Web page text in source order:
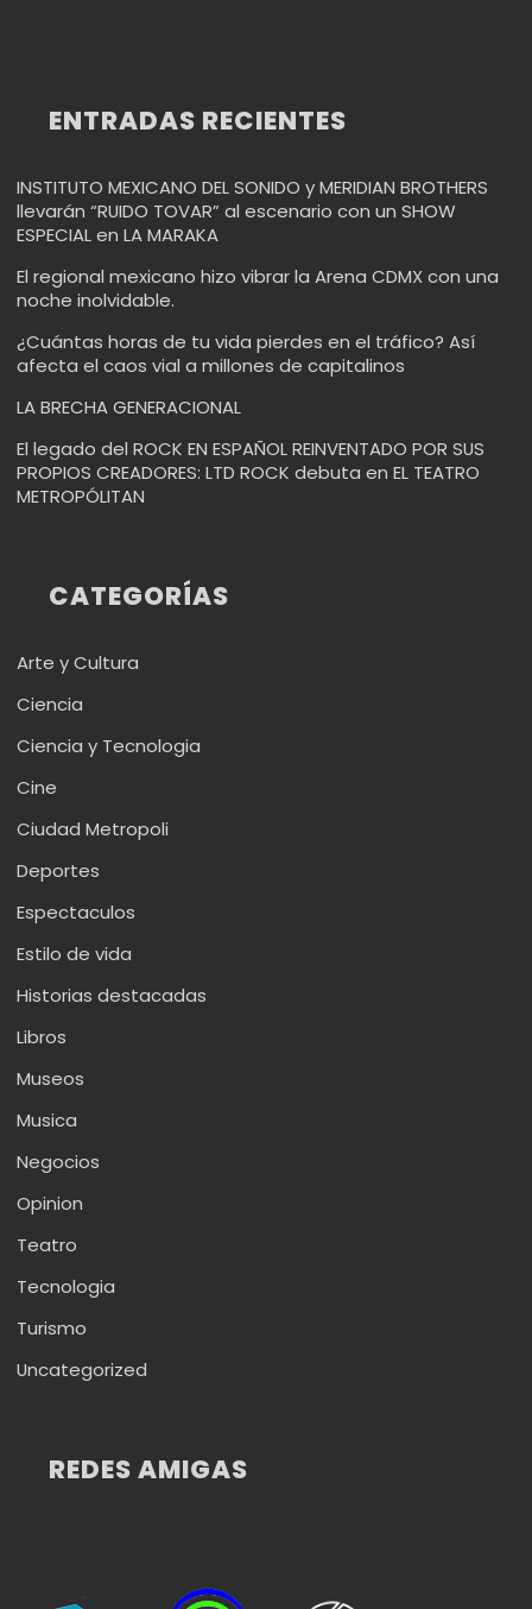
ENTRADAS RECIENTES
INSTITUTO MEXICANO DEL SONIDO y MERIDIAN BROTHERS
llevarán “RUIDO TOVAR” al escenario con un SHOW
ESPECIAL en LA MARAKA
El regional mexicano hizo vibrar la Arena CDMX con una
noche inolvidable.
¿Cuántas horas de tu vida pierdes en el tráfico? Así
afecta el caos vial a millones de capitalinos
LA BRECHA GENERACIONAL
El legado del ROCK EN ESPAÑOL REINVENTADO POR SUS
PROPIOS CREADORES: LTD ROCK debuta en EL TEATRO
METROPÓLITAN
CATEGORÍAS
Arte y Cultura
Ciencia
Ciencia y Tecnologia
Cine
Ciudad Metropoli
Deportes
Espectaculos
Estilo de vida
Historias destacadas
Libros
Museos
Musica
Negocios
Opinion
Teatro
Tecnologia
Turismo
Uncategorized
REDES AMIGAS